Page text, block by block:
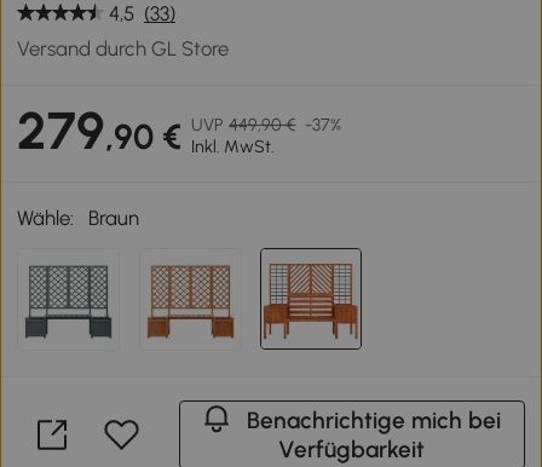
4,5 (33)
Versand durch GL Store
279,90 € UVP 449,90 € -37%
Inkl. MwSt.
Wähle: Braun
Benachrichtige mich bei
Verfügbarkeit